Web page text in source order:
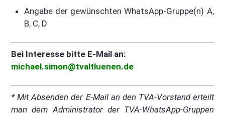
Angabe der gewünschten WhatsApp-Gruppe(n) A,
B, C, D
Bei Interesse bitte E-Mail an:
michael.simon@tvaltluenen.de
* Mit Absenden der E-Mail an den TVA-Vorstand erteilt
man dem Administrator der TVA-WhatsApp-Gruppen